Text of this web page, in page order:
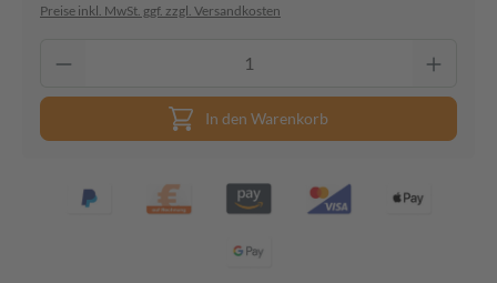
Preise inkl. MwSt. ggf. zzgl. Versandkosten
In den Warenkorb